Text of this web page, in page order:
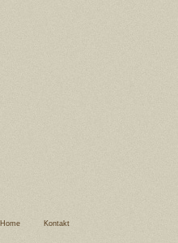
Home Kontakt